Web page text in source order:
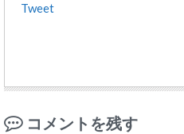
Tweet
コメントを残す